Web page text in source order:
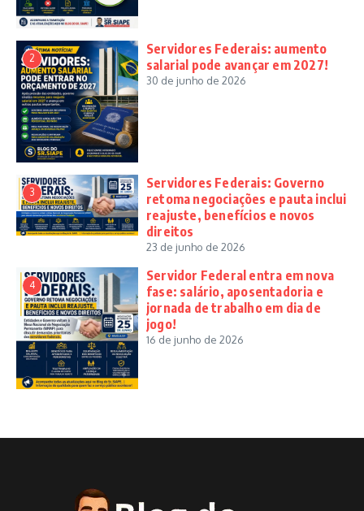
2
Servidores Federais: aumento
salarial pode avançar em 2027!
30 de junho de 2026
3
Servidores Federais: Governo
retoma negociações e pauta inclui
reajuste, benefícios e novos
direitos
23 de junho de 2026
4
Servidor Federal entra em nova
fase: salário, aposentadoria e
jornada de trabalho em dia de
jogo!
16 de junho de 2026